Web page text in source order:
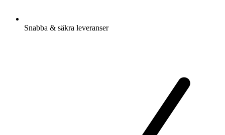
Snabba & säkra leveranser